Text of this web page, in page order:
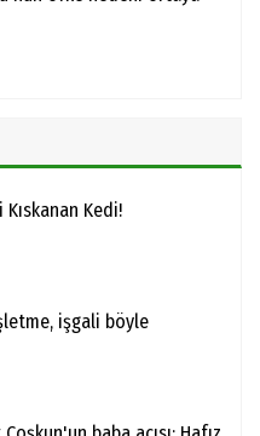
Kıskanan Kedi!
işgali böyle